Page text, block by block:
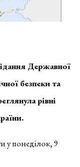
Державної
безпеки та
рівні
у понеділок, 9